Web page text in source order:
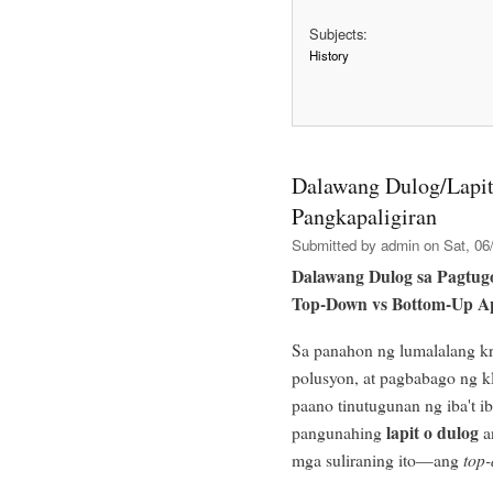
Subjects:
History
Dalawang Dulog/
Pangkapaligiran
Submitted by admin on Sat,
Dalawang Dulog sa
Top-Down vs Bottom-Up
Sa panahon ng lumalalang
polusyon, at pagbabago ng
paano tinutugunan ng iba't
pangunahinglapit o dulog
mga suliraning ito—ang